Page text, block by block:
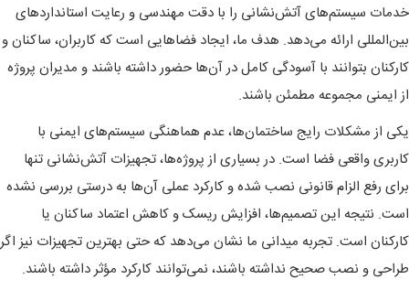
خدمات سیستم‌های آتش‌نشانی را با دقت مهندسی و رعایت استانداردهای
بین‌المللی ارائه می‌دهد. هدف ما، ایجاد فضاهایی است که کاربران، ساکنان و
کارکنان بتوانند با آسودگی کامل در آن‌ها حضور داشته باشند و مدیران پروژه
از ایمنی مجموعه مطمئن باشند.
یکی از مشکلات رایج ساختمان‌ها، عدم هماهنگی سیستم‌های ایمنی با
کاربری واقعی فضا است. در بسیاری از پروژه‌ها، تجهیزات آتش‌نشانی تنها
برای رفع الزام قانونی نصب شده و کارکرد عملی آن‌ها به درستی بررسی نشده
است. نتیجه این تصمیم‌ها، افزایش ریسک و کاهش اعتماد ساکنان یا
کارکنان است. تجربه میدانی ما نشان می‌دهد که حتی بهترین تجهیزات نیز اگر
طراحی و نصب صحیح نداشته باشند، نمی‌توانند کارکرد مؤثر داشته باشند.